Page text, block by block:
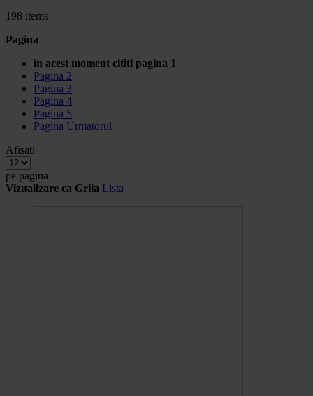
198 items
Pagina
în acest moment cititi pagina 1
Pagina 2
Pagina 3
Pagina 4
Pagina 5
Pagina Urmatorul
Afisati
pe pagina
Vizualizare ca Grila Lista